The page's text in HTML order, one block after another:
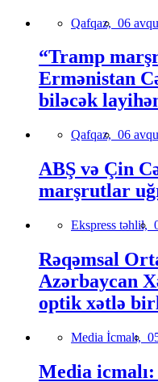
Qafqaz, 06
“Tramp
Ermənistan
biləcək
Qafqaz, 06
ABŞ və Çin
marşrutlar
Ekspress təhlil,
Rəqəmsal
Azərbaycan
optik xətlə
Media İcmalı,
Media icmalı: